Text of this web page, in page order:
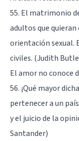
55. El matrimonio
adultos que
orientación sexual.
civiles. (Judith
El amor no conoce
56. ¡Qué mayor
pertenecer a un
y el juicio de la
Santander)